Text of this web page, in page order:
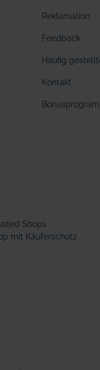
Reklamation
Feedback
Häufig
Kontakt
Shops
mit Käuferschutz